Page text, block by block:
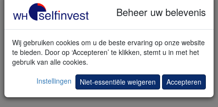
Verwachting Microsoft
Beheer uw belevenis
Wij gebruiken cookies om u de beste ervaring op onze website
te bieden. Door op ‘Accepteren’ te klikken, stemt u in met het
gebruik van alle cookies.
Instellingen
Niet-essentiële weigeren Accepteren